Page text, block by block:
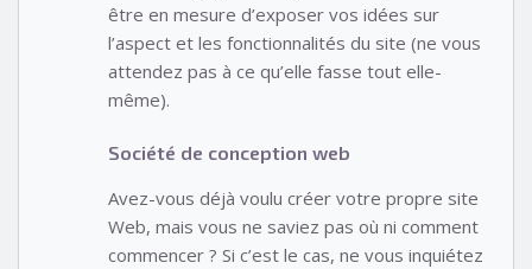
être en mesure d’exposer vos idées sur
l’aspect et les fonctionnalités du site (ne vous
attendez pas à ce qu’elle fasse tout elle-
même).
Société de conception web
Avez-vous déjà voulu créer votre propre site
Web, mais vous ne saviez pas où ni comment
commencer ? Si c’est le cas, ne vous inquiétez